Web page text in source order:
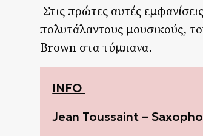
Στις πρώτες αυτές
πολυτάλαντους μουσικούς,
Brown στα τύμπανα.
INFO
Jean Toussaint –